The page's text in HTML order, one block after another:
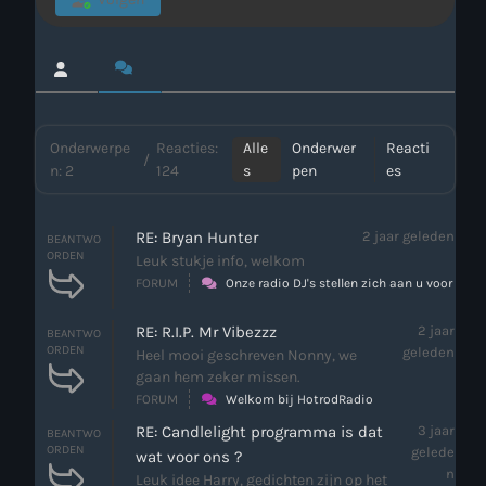
PM Box
Contact
HotrodRadio – Contact
WAAR LUISTER JE NU NAAR
Onderwerpe
n: 2
/
Reacties:
124
Alle
s
Onderwer
pen
Reacti
es
BEANTWO
ORDEN
RE: Bryan Hunter
Leuk stukje info, welkom
2 jaar geleden
FORUM Onze radio DJ's stellen zich aan u voor
BEANTWO
ORDEN
RE: R.I.P. Mr Vibezzz
Heel mooi geschreven Nonny, we
gaan hem zeker missen.
2 jaar
geleden
FORUM Welkom bij HotrodRadio
BEANTWO
ORDEN
RE: Candlelight programma is dat
wat voor ons ?
Leuk idee Harry, gedichten zijn op het
3 jaar
gelede
n